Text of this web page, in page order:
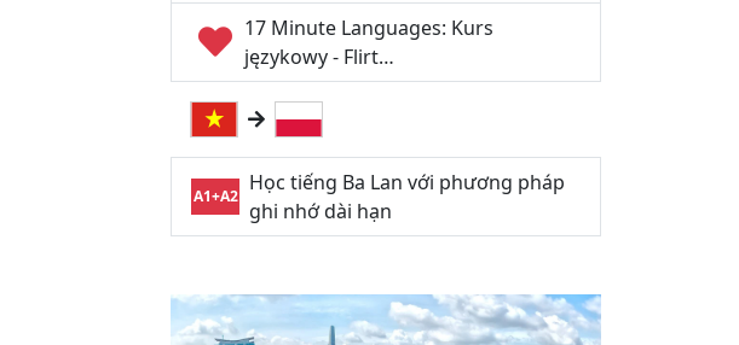
17 Minute Languages: Kurs
językowy - Flirt…
A1+A2
Học tiếng Ba Lan với phương pháp
ghi nhớ dài hạn